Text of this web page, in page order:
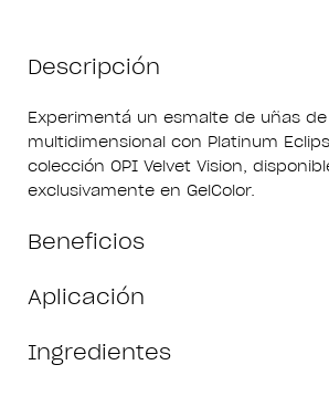
Descripción
Experimentá un esmalte de uñas
multidimensional con Platinum
colección OPI Velvet Vision,
exclusivamente en GelColor.
Beneficios
Aplicación
Ingredientes